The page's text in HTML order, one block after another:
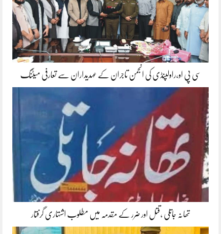
سی پی او،راولپنڈی کی انجمن تاجران کے عہدیداران سے تعارفی میٹنگ
تھانہ جاتلی ،قتل اور ضرر کے مقدمہ میں مطلوب اشتہاری گرفتار